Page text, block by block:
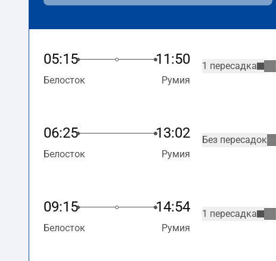
05:15 11:50
Белосток Румия
1 пересадка
06:25 13:02
Белосток Румия
Без пересадок
09:15 14:54
Белосток Румия
1 пересадка